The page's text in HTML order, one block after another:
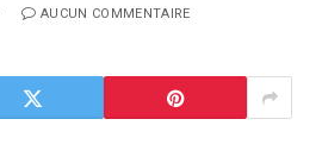
AUCUN COMMENTAIRE